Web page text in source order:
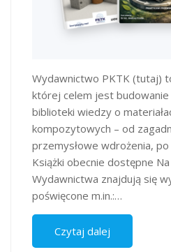
Wydawnictwo PKTK (tutaj)
której celem jest
biblioteki wiedzy o
kompozytowych – od
przemysłowe wdrożenia,
Książki obecnie dostępne
Wydawnictwa znajdują się
poświęcone m.in.:…
Czytaj dalej